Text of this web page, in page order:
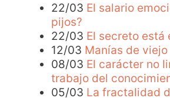
22/03 El salario
pijos?
22/03 El secreto está
12/03 Manías de viejo
08/03 El carácter no
trabajo del
05/03 La fractalidad